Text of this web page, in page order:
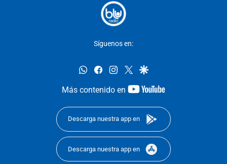
Síguenos en:
whatsappfacebookinstagram
twittergoogle
Más contenido en
youtube-
Descarga nuestra app en
Descarga nuestra app en